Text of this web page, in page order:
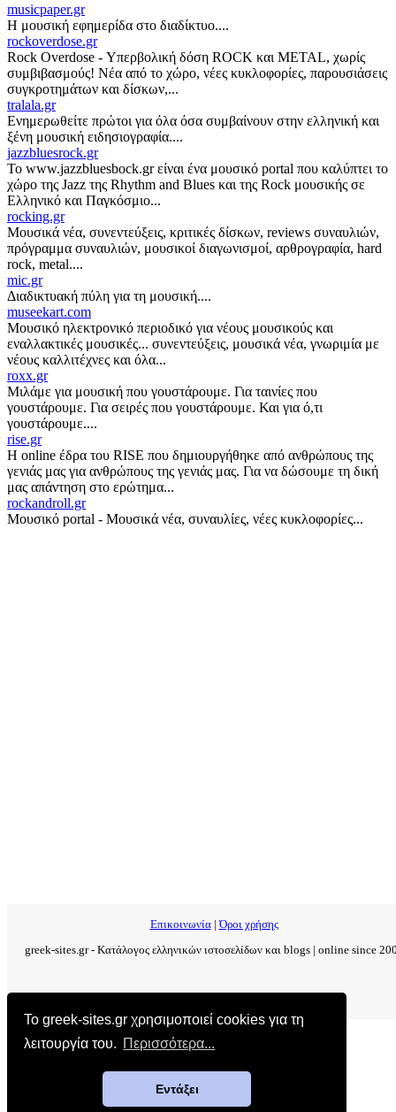
Το greek-sites.gr χρησιμοποιεί cookies για τη
λειτουργία του. Περισσότερα...
Εντάξει
musicpaper.gr
Η μουσική εφημερίδα στο διαδίκτυο....
rockoverdose.gr
Rock Overdose - Υπερβολική δόση ROCK και METAL, χωρίς
συμβιβασμούς! Νέα από το χώρο, νέες κυκλοφορίες, παρουσιάσεις
συγκροτημάτων και δίσκων,...
tralala.gr
Ενημερωθείτε πρώτοι για όλα όσα συμβαίνουν στην ελληνική και
ξένη μουσική ειδησιογραφία....
jazzbluesrock.gr
Το www.jazzbluesbock.gr είναι ένα μουσικό portal που καλύπτει το
χώρο της Jazz της Rhythm and Blues και της Rock μουσικής σε
Ελληνικό και Παγκόσμιο...
rocking.gr
Μουσικά νέα, συνεντεύξεις, κριτικές δίσκων, reviews συναυλιών,
πρόγραμμα συναυλιών, μουσικοί διαγωνισμοί, αρθρογραφία, hard
rock, metal....
mic.gr
Διαδικτυακή πύλη για τη μουσική....
museekart.com
Μουσικό ηλεκτρονικό περιοδικό για νέους μουσικούς και
εναλλακτικές μουσικές... συνεντεύξεις, μουσικά νέα, γνωριμία με
νέους καλλιτέχνες και όλα...
roxx.gr
Μιλάμε για μουσική που γουστάρουμε. Για ταινίες που
γουστάρουμε. Για σειρές που γουστάρουμε. Και για ό,τι
γουστάρουμε....
rise.gr
Η online έδρα του RISE που δημιουργήθηκε από ανθρώπους της
γενιάς μας για ανθρώπους της γενιάς μας. Για να δώσουμε τη δική
μας απάντηση στο ερώτημα...
rockandroll.gr
Μουσικό portal - Μουσικά νέα, συναυλίες, νέες κυκλοφορίες...
Επικοινωνία|Όροι χρήσης
greek-sites.gr - Κατάλογος ελληνικών ιστοσελίδων και blogs | online since